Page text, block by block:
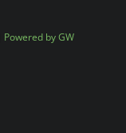
Powered by GW